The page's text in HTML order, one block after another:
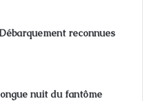
reconnues
nuit du fantôme